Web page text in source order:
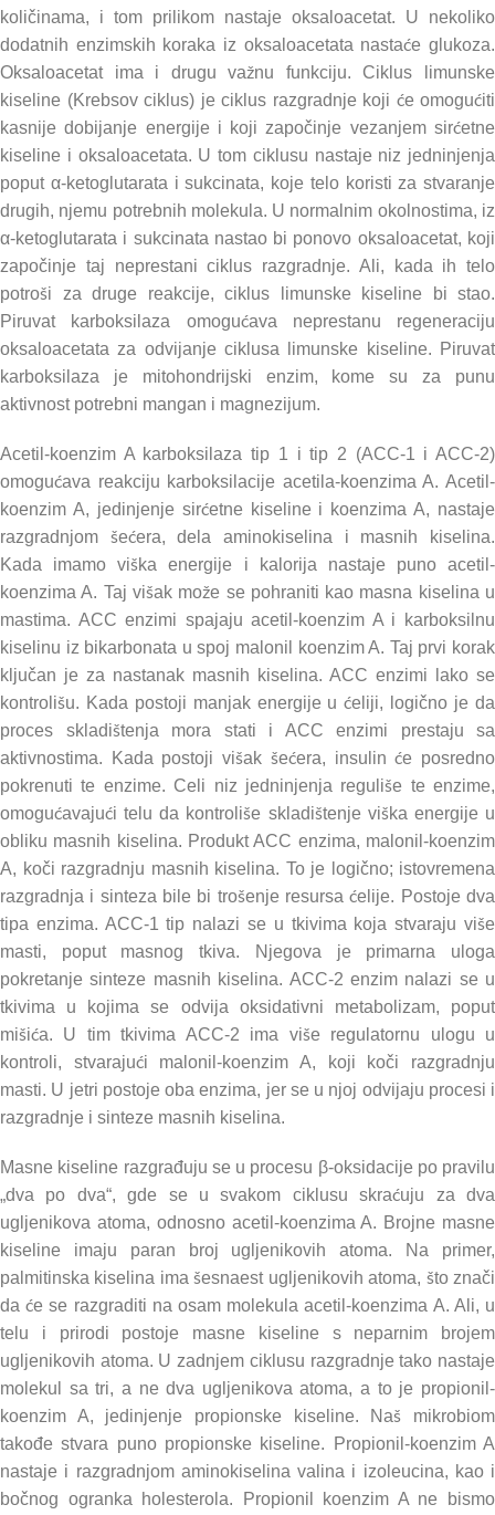
količinama, i tom prilikom nastaje oksaloacetat. U nekoliko
dodatnih enzimskih koraka iz oksaloacetata nastaće glukoza.
Oksaloacetat ima i drugu važnu funkciju. Ciklus limunske
kiseline (Krebsov ciklus) je ciklus razgradnje koji će omogućiti
kasnije dobijanje energije i koji započinje vezanjem sirćetne
kiseline i oksaloacetata. U tom ciklusu nastaje niz jedninjenja
poput α-ketoglutarata i sukcinata, koje telo koristi za stvaranje
drugih, njemu potrebnih molekula. U normalnim okolnostima, iz
α-ketoglutarata i sukcinata nastao bi ponovo oksaloacetat, koji
započinje taj neprestani ciklus razgradnje. Ali, kada ih telo
potroši za druge reakcije, ciklus limunske kiseline bi stao.
Piruvat karboksilaza omogućava neprestanu regeneraciju
oksaloacetata za odvijanje ciklusa limunske kiseline. Piruvat
karboksilaza je mitohondrijski enzim, kome su za punu
aktivnost potrebni mangan i magnezijum.
Acetil-koenzim A karboksilaza tip 1 i tip 2 (ACC-1 i ACC-2)
omogućava reakciju karboksilacije acetila-koenzima A. Acetil-
koenzim A, jedinjenje sirćetne kiseline i koenzima A, nastaje
razgradnjom šećera, dela aminokiselina i masnih kiselina.
Kada imamo viška energije i kalorija nastaje puno acetil-
koenzima A. Taj višak može se pohraniti kao masna kiselina u
mastima. ACC enzimi spajaju acetil-koenzim A i karboksilnu
kiselinu iz bikarbonata u spoj malonil koenzim A. Taj prvi korak
ključan je za nastanak masnih kiselina. ACC enzimi lako se
kontrolišu. Kada postoji manjak energije u ćeliji, logično je da
proces skladištenja mora stati i ACC enzimi prestaju sa
aktivnostima. Kada postoji višak šećera, insulin će posredno
pokrenuti te enzime. Celi niz jedninjenja reguliše te enzime,
omogućavajući telu da kontroliše skladištenje viška energije u
obliku masnih kiselina. Produkt ACC enzima, malonil-koenzim
A, koči razgradnju masnih kiselina. To je logično; istovremena
razgradnja i sinteza bile bi trošenje resursa ćelije. Postoje dva
tipa enzima. ACC-1 tip nalazi se u tkivima koja stvaraju više
masti, poput masnog tkiva. Njegova je primarna uloga
pokretanje sinteze masnih kiselina. ACC-2 enzim nalazi se u
tkivima u kojima se odvija oksidativni metabolizam, poput
mišića. U tim tkivima ACC-2 ima više regulatornu ulogu u
kontroli, stvarajući malonil-koenzim A, koji koči razgradnju
masti. U jetri postoje oba enzima, jer se u njoj odvijaju procesi i
razgradnje i sinteze masnih kiselina.
Masne kiseline razgrađuju se u procesu β-oksidacije po pravilu
„dva po dva“, gde se u svakom ciklusu skraćuju za dva
ugljenikova atoma, odnosno acetil-koenzima A. Brojne masne
kiseline imaju paran broj ugljenikovih atoma. Na primer,
palmitinska kiselina ima šesnaest ugljenikovih atoma, što znači
da će se razgraditi na osam molekula acetil-koenzima A. Ali, u
telu i prirodi postoje masne kiseline s neparnim brojem
ugljenikovih atoma. U zadnjem ciklusu razgradnje tako nastaje
molekul sa tri, a ne dva ugljenikova atoma, a to je propionil-
koenzim A, jedinjenje propionske kiseline. Naš mikrobiom
takođe stvara puno propionske kiseline. Propionil-koenzim A
nastaje i razgradnjom aminokiselina valina i izoleucina, kao i
bočnog ogranka holesterola. Propionil koenzim A ne bismo